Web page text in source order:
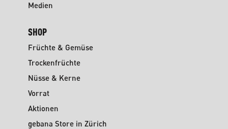
Medien
SHOP
Früchte & Gemüse
Trockenfrüchte
Nüsse & Kerne
Vorrat
Aktionen
gebana Store in Zürich